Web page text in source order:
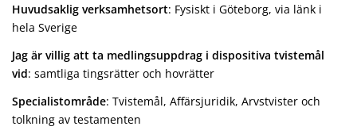
Huvudsaklig verksamhetsort: Fysiskt i Göteborg, via länk i
hela Sverige
Jag är villig att ta medlingsuppdrag i dispositiva tvistemål
vid: samtliga tingsrätter och hovrätter
Specialistområde: Tvistemål, Affärsjuridik, Arvstvister och
tolkning av testamenten